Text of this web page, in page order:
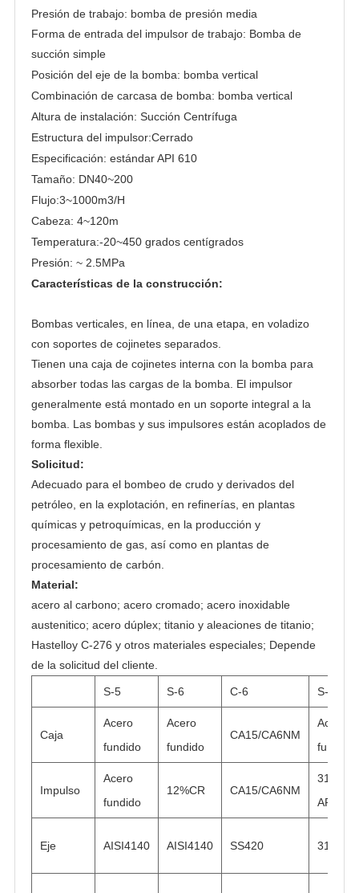
Presión de trabajo: bomba de presión media
Forma de entrada del impulsor de trabajo: Bomba de
succión simple
Posición del eje de la bomba: bomba vertical
Combinación de carcasa de bomba: bomba vertical
Altura de instalación: Succión Centrífuga
Estructura del impulsor:Cerrado
Especificación: estándar API 610
Tamaño: DN40~200
Flujo:3~1000m3/H
Cabeza: 4~120m
Temperatura:-20~450 grados centígrados
Presión: ~ 2.5MPa
Características de la construcción:
Bombas verticales, en línea, de una etapa, en voladizo
con soportes de cojinetes separados.
Tienen una caja de cojinetes interna con la bomba para
absorber todas las cargas de la bomba. El impulsor
generalmente está montado en un soporte integral a la
bomba. Las bombas y sus impulsores están acoplados de
forma flexible.
Solicitud:
Adecuado para el bombeo de crudo y derivados del
petróleo, en la explotación, en refinerías, en plantas
químicas y petroquímicas, en la producción y
procesamiento de gas, así como en plantas de
procesamiento de carbón.
Material:
acero al carbono; acero cromado; acero inoxidable
austenitico; acero dúplex; titanio y aleaciones de titanio;
Hastelloy C-276 y otros materiales especiales; Depende
de la solicitud del cliente.
S-5 S-6 C-6 S-8
Caja
Acero
fundido
Acero
fundido
CA15/CA6NM
Acero
fundido
Impulso
Acero
fundido
12%CR CA15/CA6NM
316
Eje AISI4140 AISI4140 SS420 316N